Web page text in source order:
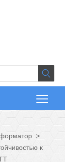

>
к